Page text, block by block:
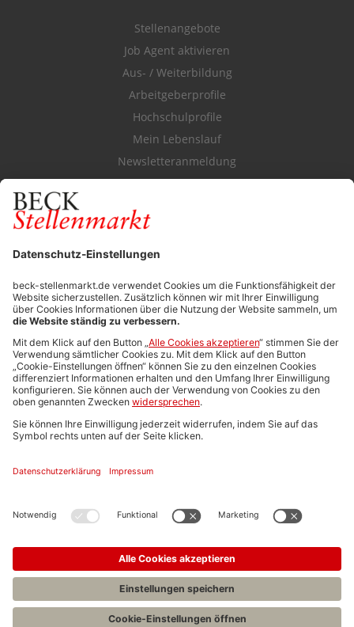
Stellenangebote
Job Agent aktivieren
Aus- / Weiterbildung
Arbeitgeberprofile
Hochschulprofile
Mein Lebenslauf
Newsletteranmeldung
Durchsuchen Sie den Stellenkatalog
FÜR ARBEITGEBER
Stellenmarktpreise
Anzeigen-AGB
Media-Daten
Newsletteranmeldung
Produktübersicht
ALLGEMEIN
FAQs
Impressum
Stellenangebote C.H.BECK